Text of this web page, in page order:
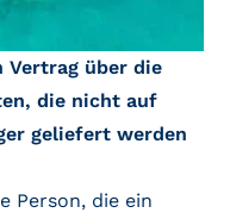
Vertrag über die
die nicht auf
geliefert werden
Person, die ein